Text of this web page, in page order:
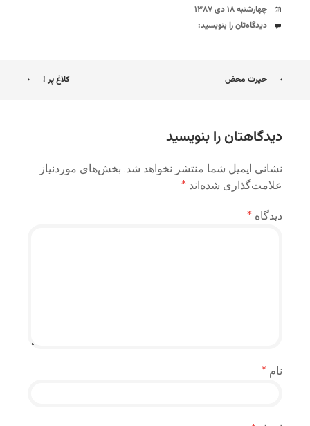
تاریخ
چهارشنبه ۱۸ دی ۱۳۸۷
دیدگاه‌ها
دیدگاه‌تان را بنویسید:
ناوبری
حیرت محض کلاغ پر !
دیدگاهتان را بنویسید
نشانی ایمیل شما منتشر نخواهد شد. بخش‌های موردنیاز
علامت‌گذاری شده‌اند *
دیدگاه *
نام *